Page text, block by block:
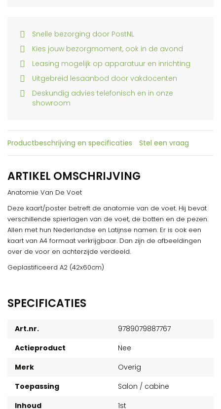
Snelle bezorging door PostNL
Kies jouw bezorgmoment, ook in de avond
Leasing mogelijk op apparatuur en inrichting
Uitgebreid lesaanbod door vakdocenten
Deskundig advies telefonisch en in onze
showroom
Productbeschrijving en specificaties Stel een vraag
ARTIKEL OMSCHRIJVING
Anatomie Van De Voet
Deze kaart/poster betreft de anatomie van de voet. Hij bevat
verschillende spierlagen van de voet, de botten en de pezen.
Allen met hun Nederlandse en Latijnse namen. Er is ook een
kaart van A4 formaat verkrijgbaar. Dan zijn de afbeeldingen
over de voor en achterzijde verdeeld.
Geplastificeerd A2 (42x60cm)
SPECIFICATIES
Art.nr.
9789079887767
Actieproduct
Nee
Merk
Overig
Toepassing
Salon / cabine
Inhoud
1st